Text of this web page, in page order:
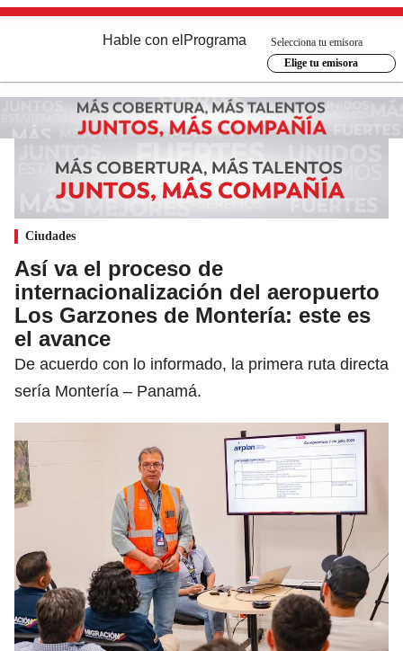
Hable con el Programa
Selecciona tu emisora
Elige tu emisora
Ciudades
Así va el proceso de
internacionalización del aeropuerto
Los Garzones de Montería: este es
el avance
De acuerdo con lo informado, la primera ruta directa
sería Montería – Panamá.